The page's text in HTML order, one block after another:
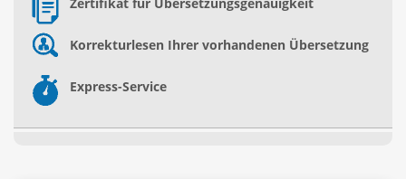
Korrekturlesen Ihrer vorhandenen Übersetzung
Express-Service